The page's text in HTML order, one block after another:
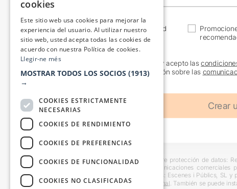
Actualidad
He leído y acepto las
información sobre las
Información básica sobre protección de datos:
usuarios y remitir comunicaciones
interesado. Destinatarios: Escenes i Públics, SL
en lainformación adicional . También se puede
cookies
Este sitio web usa cookies para mejorar la
experiencia del usuario. Al utilizar nuestro
sitio web, usted acepta todas las cookies de
acuerdo con nuestra Política de cookies.
Llegir-ne més
MOSTRAR TODOS LOS SOCIOS (1913)
→
COOKIES ESTRICTAMENTE
NECESARIAS
COOKIES DE RENDIMIENTO
COOKIES DE PREFERENCIAS
COOKIES DE FUNCIONALIDAD
COOKIES NO CLASIFICADAS